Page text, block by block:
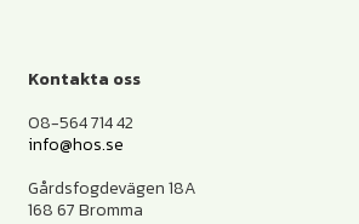
Kontakta oss
08-564 714 42
info@hos.se
Gårdsfogdevägen 18A
168 67 Bromma